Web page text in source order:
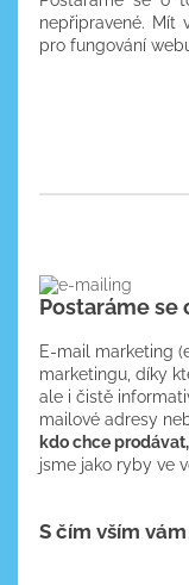
nepřipravené. Mít
pro fungování
Postaráme se
E-mail marketing
marketingu, díky
ale i čistě
mailové adresy
kdo chce
jsme jako ryby ve
S čím vším